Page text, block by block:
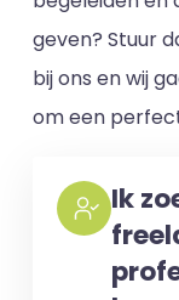
geven? Stuur
bij ons en wij
om een
Ik